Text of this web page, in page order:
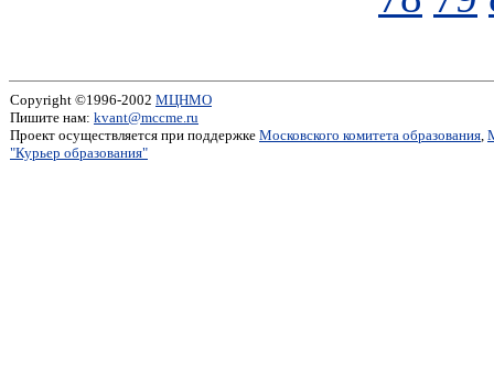
Copyright ©1996-2002 МЦНМО
Пишите нам: kvant@mccme.ru
Проект осуществляется при поддержке Московского комитета образования,
"Курьер образования"